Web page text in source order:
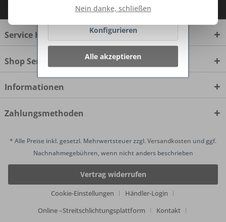
zur Kenntnis genommen.
Service Hotline
Shop Service
Informationen
Zahlungsmethoden
* Alle Preise inkl. gesetzl. Mehrwertsteuer zzgl.Versandkosten und ggf.
Nachnahmegebühren, wenn nicht anders beschrieben
Vertrag widerrufen
Cookie-Einstellungen
Händler-Login
Online –Streitschlichtungsplattform
Kontakt
Nein danke, schließen
Ablehnen
Konfigurieren
Alle akzeptieren